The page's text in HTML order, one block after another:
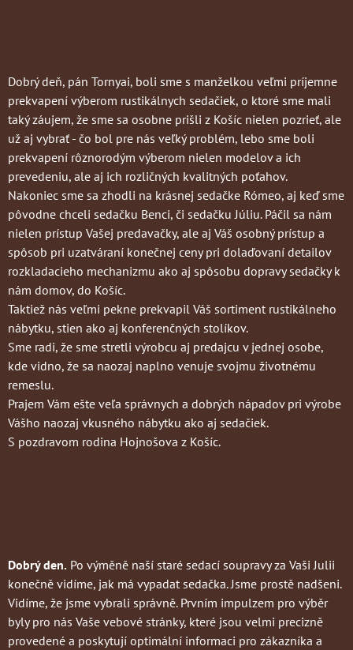
Dobrý deň, pán Tornyai, boli sme s manželkou veľmi príjemne
prekvapení výberom rustikálnych sedačiek, o ktoré sme mali
taký záujem, že sme sa osobne prišli z Košíc nielen pozrieť, ale
už aj vybrať - čo bol pre nás veľký problém, lebo sme boli
prekvapení rôznorodým výberom nielen modelov a ich
prevedeniu, ale aj ich rozličných kvalitných poťahov.
Nakoniec sme sa zhodli na krásnej sedačke Rómeo, aj keď sme
pôvodne chceli sedačku Benci, či sedačku Júliu. Páčil sa nám
nielen prístup Vašej predavačky, ale aj Váš osobný prístup a
spôsob pri uzatváraní konečnej ceny pri dolaďovaní detailov
rozkladacieho mechanizmu ako aj spôsobu dopravy sedačky k
nám domov, do Košíc.
Taktiež nás veľmi pekne prekvapil Váš sortiment rustikálneho
nábytku, stien ako aj konferenčných stolíkov.
Sme radi, že sme stretli výrobcu aj predajcu v jednej osobe,
kde vidno, že sa naozaj naplno venuje svojmu životnému
remeslu.
Prajem Vám ešte veľa správnych a dobrých nápadov pri výrobe
Vášho naozaj vkusného nábytku ako aj sedačiek.
S pozdravom rodina Hojnošova z Košíc.
Dobrý den. Po výměně naší staré sedací soupravy za Vaši Julii
konečně vidíme, jak má vypadat sedačka. Jsme prostě nadšeni.
Vidíme, že jsme vybrali správně. Prvním impulzem pro výběr
byly pro nás Vaše vebové stránky, které jsou velmi precizně
provedené a poskytují optimální informaci pro zákazníka a